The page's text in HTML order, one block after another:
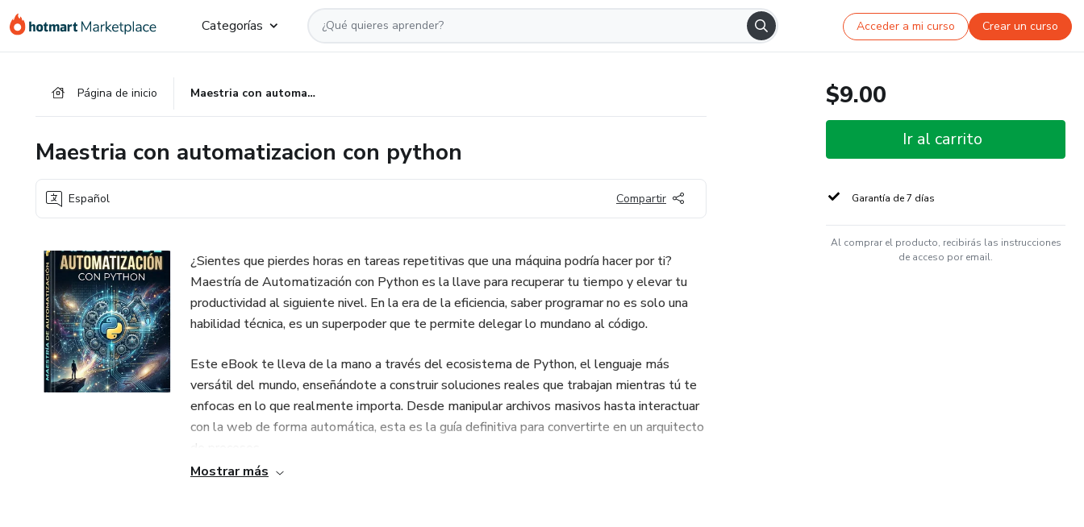
Categorías Acceder a mi curso Crear un curso
Página de inicio Maestria con automatizacion con python
Maestria con automatizacion con python
Español Compartir
¿Sientes que pierdes horas en tareas repetitivas que una máquina podría hacer por ti?
Maestría de Automatización con Python es la llave para recuperar tu tiempo y elevar tu
productividad al siguiente nivel. En la era de la eficiencia, saber programar no es solo una
habilidad técnica, es un superpoder que te permite delegar lo mundano al código.
Este eBook te lleva de la mano a través del ecosistema de Python, el lenguaje más
versátil del mundo, enseñándote a construir soluciones reales que trabajan mientras tú te
enfocas en lo que realmente importa. Desde manipular archivos masivos hasta interactuar
con la web de forma automática, esta es la guía definitiva para convertirte en un arquitecto
de procesos.
Mostrar más
$9.00
Ir al carrito
Garantía de 7 días
Al comprar el producto, recibirás las instrucciones
de acceso por email.